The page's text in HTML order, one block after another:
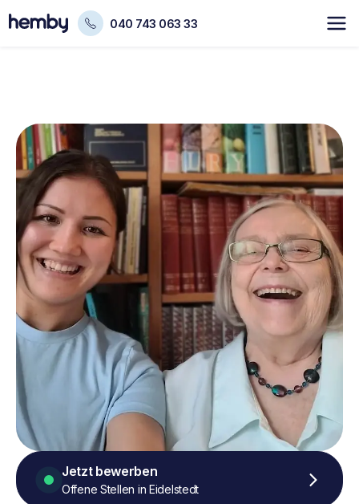
040 743 063 33
Jetzt bewerben
Offene Stellen in Eidelstedt